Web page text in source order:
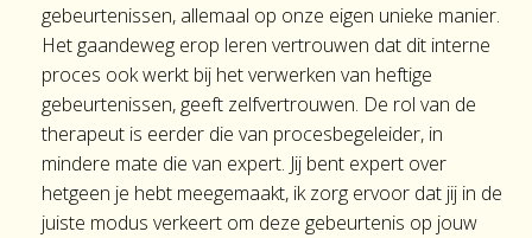
gebeurtenissen, allemaal op onze eigen unieke manier.
Het gaandeweg erop leren vertrouwen dat dit interne
proces ook werkt bij het verwerken van heftige
gebeurtenissen, geeft zelfvertrouwen. De rol van de
therapeut is eerder die van procesbegeleider, in
mindere mate die van expert. Jij bent expert over
hetgeen je hebt meegemaakt, ik zorg ervoor dat jij in de
juiste modus verkeert om deze gebeurtenis op jouw